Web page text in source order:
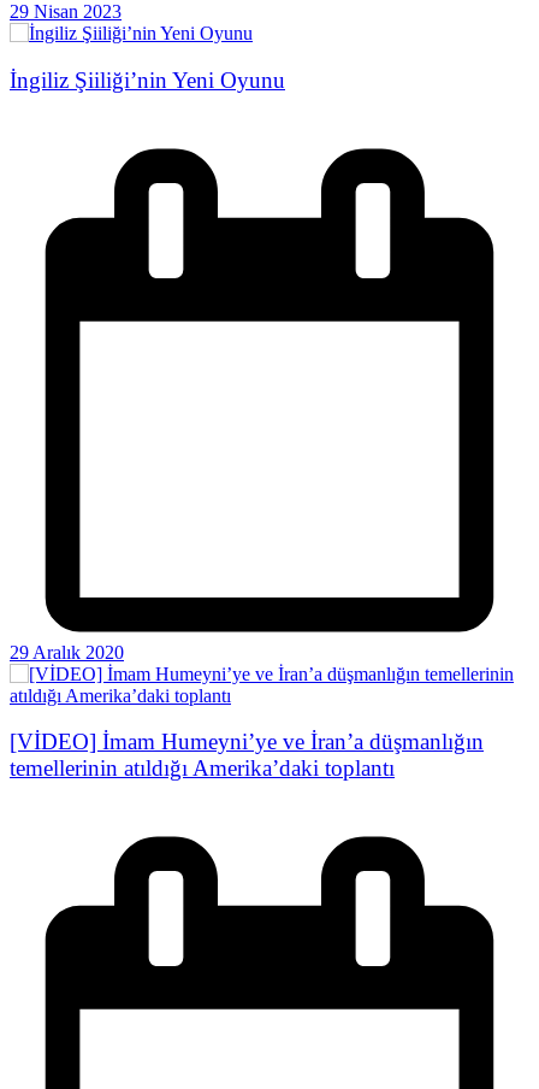
29 Nisan 2023
İngiliz Şiiliği’nin Yeni Oyunu
29 Aralık 2020
[VİDEO] İmam Humeyni’ye ve İran’a düşmanlığın
temellerinin atıldığı Amerika’daki toplantı